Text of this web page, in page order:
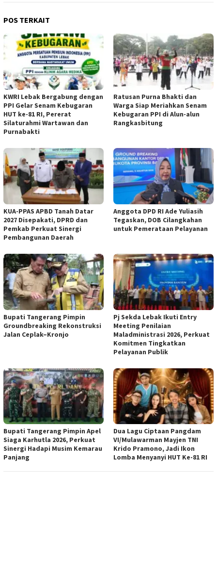
POS TERKAIT
KWRI Lebak Bergabung dengan
PPI Gelar Senam Kebugaran
HUT ke-81 RI, Pererat
Silaturahmi Wartawan dan
Purnabakti
Ratusan Purna Bhakti dan
Warga Siap Meriahkan Senam
Kebugaran PPI di Alun-alun
Rangkasbitung
KUA-PPAS APBD Tanah Datar
2027 Disepakati, DPRD dan
Pemkab Perkuat Sinergi
Pembangunan Daerah
Anggota DPD RI Ade Yuliasih
Tegaskan, DOB Cilangkahan
untuk Pemerataan Pelayanan
Bupati Tangerang Pimpin
Groundbreaking Rekonstruksi
Jalan Ceplak–Kronjo
Pj Sekda Lebak Ikuti Entry
Meeting Penilaian
Maladministrasi 2026, Perkuat
Komitmen Tingkatkan
Pelayanan Publik
Bupati Tangerang Pimpin Apel
Siaga Karhutla 2026, Perkuat
Sinergi Hadapi Musim Kemarau
Panjang
Dua Lagu Ciptaan Pangdam
VI/Mulawarman Mayjen TNI
Krido Pramono, Jadi Ikon
Lomba Menyanyi HUT Ke-81 RI